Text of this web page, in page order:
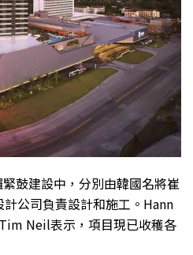
鼓建設中，分別由韓國名將崔
公司負責設計和施工。Hann
Neil表示，項目現已收穫各